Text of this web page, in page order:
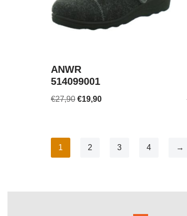
ANWR
514099001
€27,90 €19,90
1 2 3 4 →